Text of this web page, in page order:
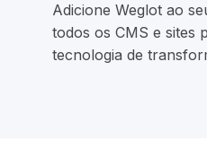
Adicione Weglot ao
todos os CMS e sites
tecnologia de